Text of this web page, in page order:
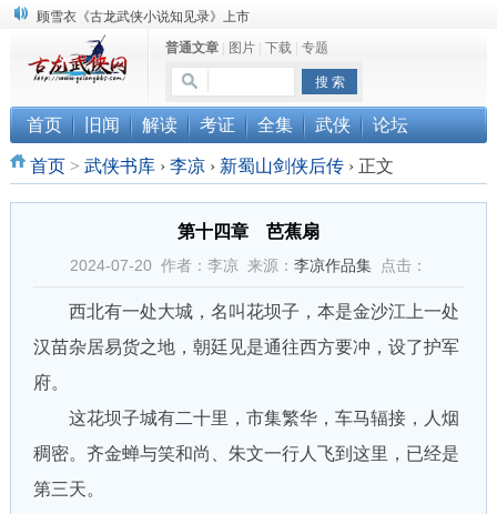
顾雪衣《古龙武侠小说知见录》上市
“武侠书库”查缺补漏活动圆满结束
《古龙小说原貌探究》修订版已上市
普通文章| 图片| 下载| 专题
首页 旧闻 解读 考证 全集 武侠 论坛
首页> 武侠书库 › 李凉 › 新蜀山剑侠后传 ›正文
第十四章 芭蕉扇
2024-07-20 作者：李凉 来源： 李凉作品集点击：
西北有一处大城，名叫花坝子，本是金沙江上一处
汉苗杂居易货之地，朝廷见是通往西方要冲，设了护军
府。
这花坝子城有二十里，市集繁华，车马辐接，人烟
稠密。齐金蝉与笑和尚、朱文一行人飞到这里，已经是
第三天。